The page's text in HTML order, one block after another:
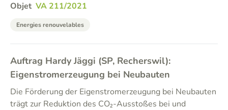
Objet VA 211/2021
Energies renouvelables
Auftrag Hardy Jäggi (SP, Recherswil):
Eigenstromerzeugung bei Neubauten
Die Förderung der Eigenstromerzeugung bei Neubauten
trägt zur Reduktion des CO₂-Ausstoßes bei und